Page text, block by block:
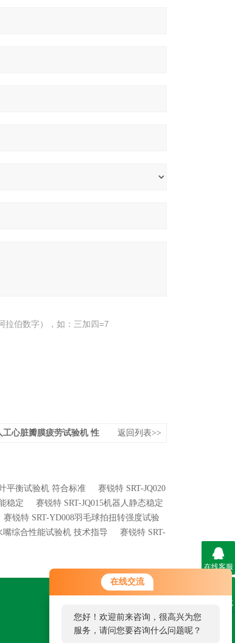
在线交流
您好！欢迎前来咨询，很高兴为您
服务，请问您要咨询什么问题呢？
拉伯数字），如：三加四=7
工心脏瓣膜疲劳试验机 性
返回列表>>
平衡试验机 符合标准
赛锐特 SRT-JQ020
稳定
赛锐特 SRT-JQ015机器人静态稳定
赛锐特 SRT-YD008羽毛球拍扭转强度试验
嘴综合性能试验机 技术指导
赛锐特 SRT-
在线客服
联系方式